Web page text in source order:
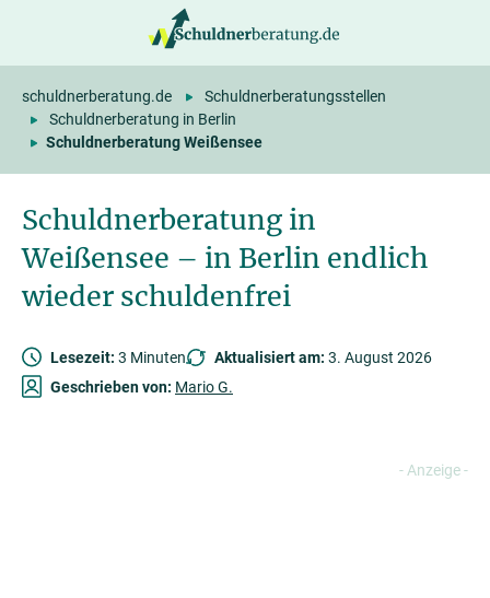
Schuldnerberatung in
Weißensee – in Berlin endlich
wieder schuldenfrei
schuldnerberatung.de
Schuldnerberatungsstellen
Schuldnerberatung in Berlin
Schuldnerberatung Weißensee
Lesezeit: 3 Minuten Aktualisiert am: 3. August 2026
Geschrieben von: Mario G.